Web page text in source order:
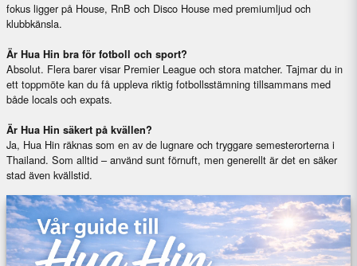
fokus ligger på House, RnB och Disco House med premiumljud och
klubbkänsla.
Är Hua Hin bra för fotboll och sport?
Absolut. Flera barer visar Premier League och stora matcher. Tajmar du in
ett toppmöte kan du få uppleva riktig fotbollsstämning tillsammans med
både locals och expats.
Är Hua Hin säkert på kvällen?
Ja, Hua Hin räknas som en av de lugnare och tryggare semesterorterna i
Thailand. Som alltid – använd sunt förnuft, men generellt är det en säker
stad även kvällstid.